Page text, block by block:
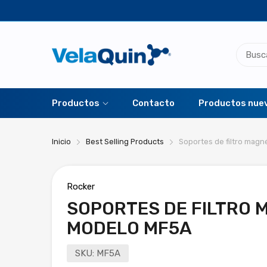
Productos Contacto Productos
Inicio Best Selling Products Soportes de filtro
Rocker
SOPORTES DE FILTRO
MODELO MF5A
SKU: MF5A